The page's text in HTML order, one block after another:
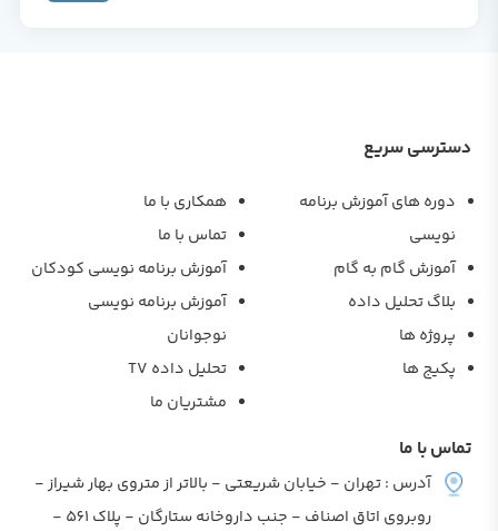
دسترسی سریع
دوره های آموزش برنامه
نویسی
آموزش گام به گام
بلاگ تحلیل داده
پروژه ها
پکیج ها
همکاری با ما
تماس با ما
آموزش برنامه نویسی کودکان
آموزش برنامه نویسی
نوجوانان
تحلیل داده TV
مشتریان ما
تماس با ما
آدرس : تهران - خیابان شریعتی - بالاتر از متروی بهار شیراز -
روبروی اتاق اصناف - جنب داروخانه ستارگان - پلاک 561 -